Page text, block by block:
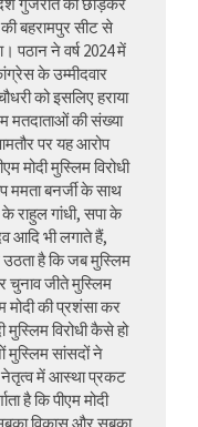
बहरामपुर सीट से
पठान ने वर्ष 2024 में
के उम्मीदवार
को इसलिए हराया
मतदाताओं की संख्या
पर यह आरोप
मोदी मुस्लिम विरोधी
ममता बनर्जी के साथ
राहुल गांधी, सपा के
आदि भी लगाते हैं,
है कि जब मुस्लिम
चुनाव जीते मुस्लिम
मोदी की प्रशंसा कर
मुस्लिम विरोधी कैसे हो
मुस्लिम सांसदों ने
नेतृत्व में आस्था प्रकट
है कि पीएम मोदी